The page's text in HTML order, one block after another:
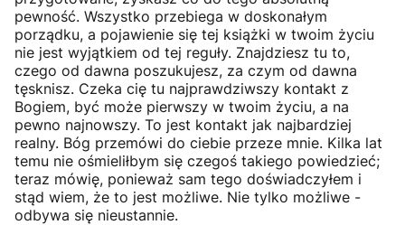
pewność. Wszystko przebiega w doskonałym
porządku, a pojawienie się tej książki w twoim życiu
nie jest wyjątkiem od tej reguły. Znajdziesz tu to,
czego od dawna poszukujesz, za czym od dawna
tęsknisz. Czeka cię tu najprawdziwszy kontakt z
Bogiem, być może pierwszy w twoim życiu, a na
pewno najnowszy. To jest kontakt jak najbardziej
realny. Bóg przemówi do ciebie przeze mnie. Kilka lat
temu nie ośmieliłbym się czegoś takiego powiedzieć;
teraz mówię, ponieważ sam tego doświadczyłem i
stąd wiem, że to jest możliwe. Nie tylko możliwe -
odbywa się nieustannie.